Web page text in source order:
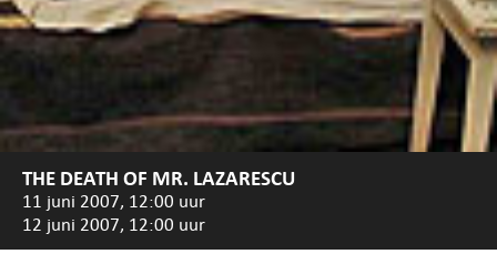
THE DEATH OF MR. LAZARESCU
11 juni 2007, 12:00 uur
12 juni 2007, 12:00 uur